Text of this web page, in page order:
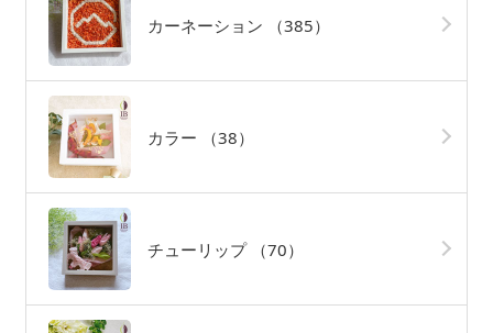
カーネーション （385）
カラー （38）
チューリップ （70）